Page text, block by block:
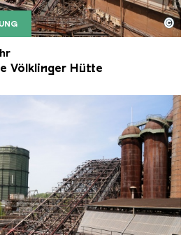
der Völklinger Hütte mit
Völklinger Hütte | Karl
©
Völklinger Hütte